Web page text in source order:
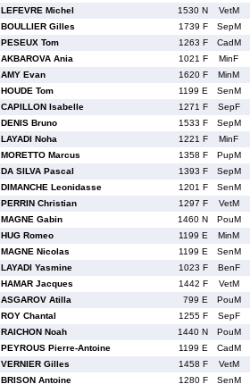
LEFEVRE Michel 1530 N
VetM
BOULLIER Gilles 1739 F
SepM
PESEUX Tom 1263 F
CadM
AKBAROVA Ania 1021 F
MinF
AMY Evan 1620 F
MinM
HOUDE Tom 1199 E
SenM
CAPILLON Isabelle 1271 F
SepF
DENIS Bruno 1533 F
SepM
LAYADI Noha 1221 F
MinF
MORETTO Marcus 1358 F
PupM
DA SILVA Pascal 1393 F
SepM
DIMANCHE Leonidasse 1201 F
SenM
PERRIN Christian 1297 F
VetM
MAGNE Gabin 1460 N
PouM
HUG Romeo 1199 E
MinM
MAGNE Nicolas 1199 E
SenM
LAYADI Yasmine 1023 F
BenF
HAMAR Jacques 1442 F
VetM
ASGAROV Atilla 799 E
PouM
ROY Chantal 1255 F
SepF
RAICHON Noah 1440 N
PouM
PEYROUS Pierre-Antoine 1199 E
CadM
VERNIER Gilles 1458 F
VetM
BRISON Antoine 1280 F
SenM